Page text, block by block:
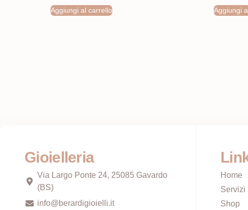
Aggiungi al carrello Aggiungi
Gioielleria
Via Largo Ponte 24, 25085 Gavardo
(BS)
info@berardigioielli.it
Home
Servizi
Shop